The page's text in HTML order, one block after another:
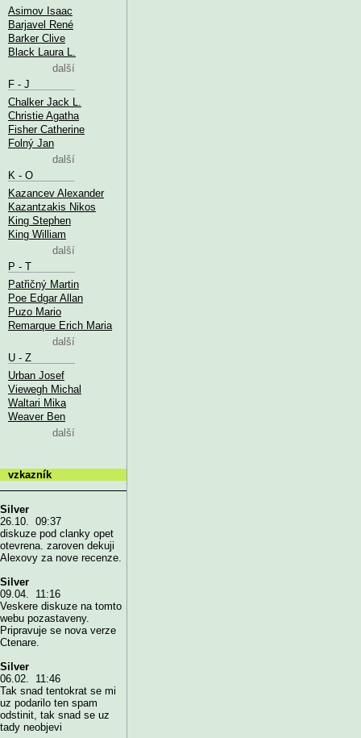
Asimov Isaac
Barjavel René
Barker Clive
Black Laura L.
další
F - J
Chalker Jack L.
Christie Agatha
Fisher Catherine
Folný Jan
další
K - O
Kazancev Alexander
Kazantzakis Nikos
King Stephen
King William
další
P - T
Patřičný Martin
Poe Edgar Allan
Puzo Mario
Remarque Erich Maria
další
U - Z
Urban Josef
Viewegh Michal
Waltari Mika
Weaver Ben
další
vzkazník
Silver
26.10. 09:37
diskuze pod clanky opet
otevrena. zaroven dekuji
Alexovy za nove recenze.
Silver
09.04. 11:16
Veskere diskuze na tomto
webu pozastaveny.
Pripravuje se nova verze
Ctenare.
Silver
06.02. 11:46
Tak snad tentokrat se mi
uz podarilo ten spam
odstinit, tak snad se uz
tady neobjevi